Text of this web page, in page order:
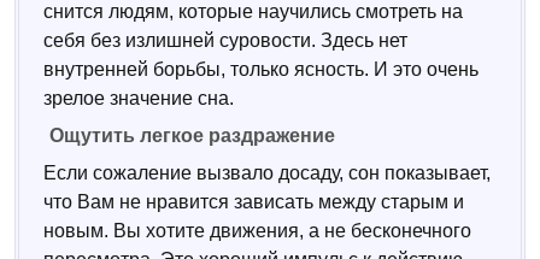
снится людям, которые научились смотреть на
себя без излишней суровости. Здесь нет
внутренней борьбы, только ясность. И это очень
зрелое значение сна.
Ощутить легкое раздражение
Если сожаление вызвало досаду, сон показывает,
что Вам не нравится зависать между старым и
новым. Вы хотите движения, а не бесконечного